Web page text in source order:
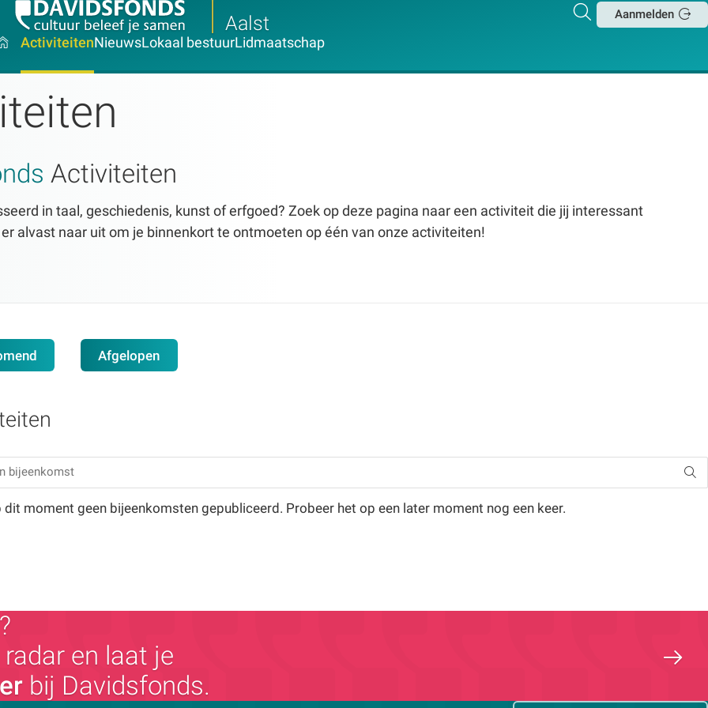
Aalst
Zoeken
Aanmelden
ActiviteitenNieuwsLokaal bestuurLidmaatschap
Activiteiten
in taal, geschiedenis, kunst of erfgoed? Zoek op deze pagina naar een activiteit die jij interessant
alvast naar uit om je binnenkort te ontmoeten op één van onze activiteiten!
Afgelopen
dit moment geen bijeenkomsten gepubliceerd. Probeer het op een later moment nog een keer.
en laat je
bij Davidsfonds.